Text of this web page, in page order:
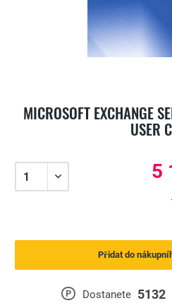
MICROSOFT EXCHANGE
USER
P Dostanete 5132
5
Přidat do